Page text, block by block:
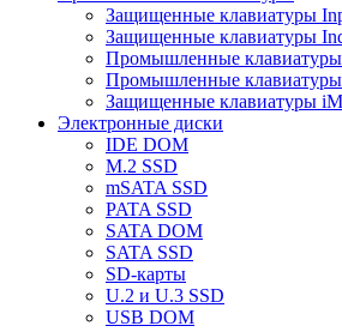
Защищенные клавиатуры
Защищенные клавиатуры
Промышленные клавиатуры
Промышленные клавиатуры
Защищенные клавиатуры
Электронные диски
IDE DOM
M.2 SSD
mSATA SSD
PATA SSD
SATA DOM
SATA SSD
SD-карты
U.2 и U.3 SSD
USB DOM